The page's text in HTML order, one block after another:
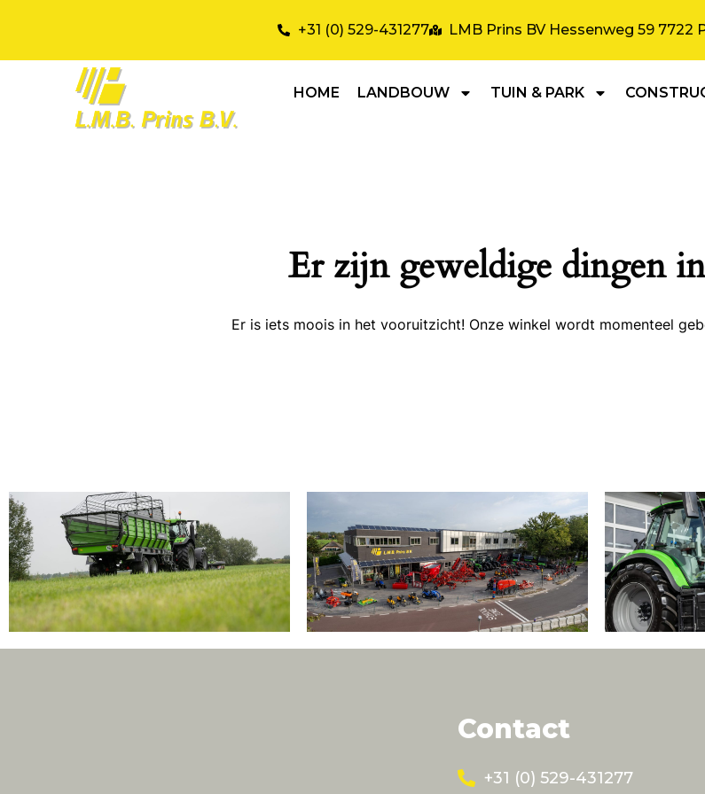
+31 (0) 529-431277 LMB Prins BV Hessenweg 59 7722
HOME LANDBOUW TUIN & PARK
Er zijn geweldige dingen
Er is iets moois in het vooruitzicht! Onze winkel wordt momenteel
Contact
+31 (0) 529-431277